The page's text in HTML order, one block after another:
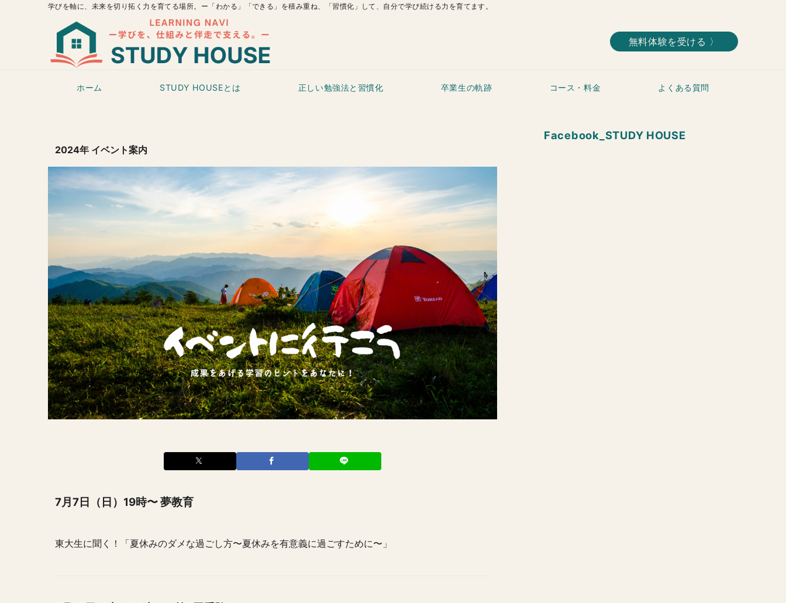
学びを軸に、未来を切り拓く力を育てる場所。ー「わかる」「できる」を積み重ね、「習慣化」して、自分で学び続ける力を育てます。
無料体験を受ける 〉
ホーム STUDY HOUSEとは 正しい勉強法と習慣化 卒業生の軌跡 コース・料金 よくある質問
2024年 イベント案内
7月7日（日）19時〜 夢教育
東大生に聞く！「夏休みのダメな過ごし方〜夏休みを有意義に過ごすために〜」
Facebook_STUDY HOUSE